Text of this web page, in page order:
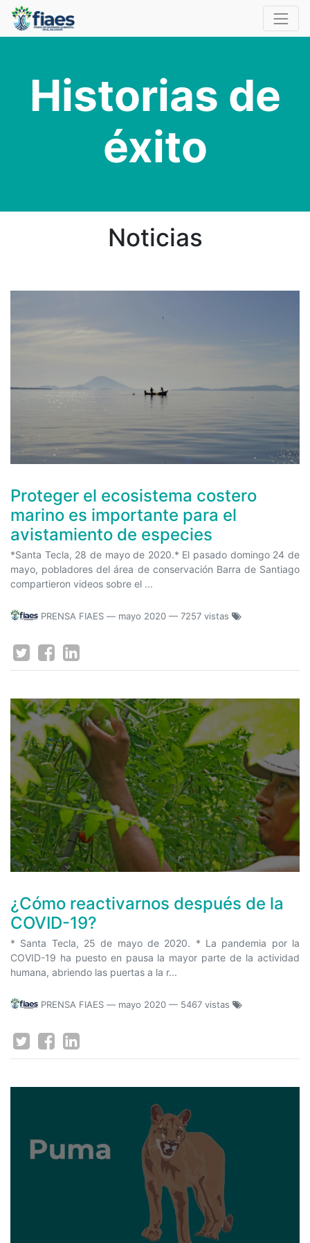
Historias de
éxito
Noticias
Proteger el ecosistema costero
marino es importante para el
avistamiento de especies
*Santa Tecla, 28 de mayo de 2020.* El pasado domingo 24 de
mayo, pobladores del área de conservación Barra de Santiago
compartieron videos sobre el ...
PRENSA FIAES — mayo 2020 — 7257 vistas
¿Cómo reactivarnos después de la
COVID-19?
* Santa Tecla, 25 de mayo de 2020. * La pandemia por la
COVID-19 ha puesto en pausa la mayor parte de la actividad
humana, abriendo las puertas a la r...
PRENSA FIAES — mayo 2020 — 5467 vistas